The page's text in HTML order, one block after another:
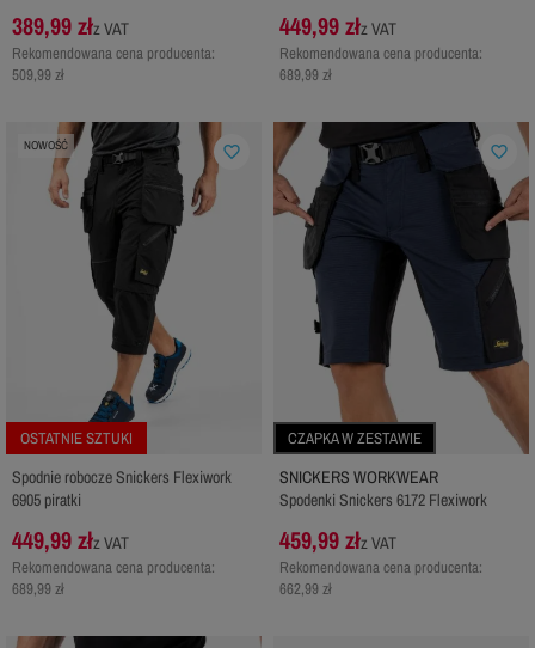
389,99 złz VAT
Rekomendowana cena producenta:
509,99 zł
449,99 złz VAT
Rekomendowana cena producenta:
689,99 zł
NOWOŚĆ
OSTATNIE SZTUKI
Spodnie robocze Snickers Flexiwork
6905 piratki
449,99 złz VAT
Rekomendowana cena producenta:
689,99 zł
favorite_border
CZAPKA W ZESTAWIE
SNICKERS WORKWEAR
Spodenki Snickers 6172 Flexiwork
459,99 złz VAT
Rekomendowana cena producenta:
662,99 zł
favorite_border